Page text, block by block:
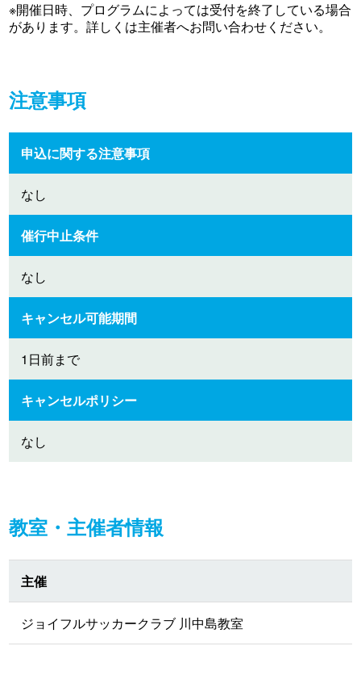
※開催日時、プログラムによっては受付を終了している場合
があります。詳しくは主催者へお問い合わせください。
注意事項
申込に関する注意事項
なし
催行中止条件
なし
キャンセル可能期間
1日前まで
キャンセルポリシー
なし
教室・主催者情報
主催
ジョイフルサッカークラブ 川中島教室